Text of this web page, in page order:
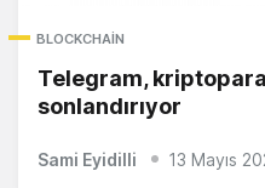
BLOCKCHAIN
Telegram,
sonlandırıyor
Sami Eyidilli 13 Mayıs